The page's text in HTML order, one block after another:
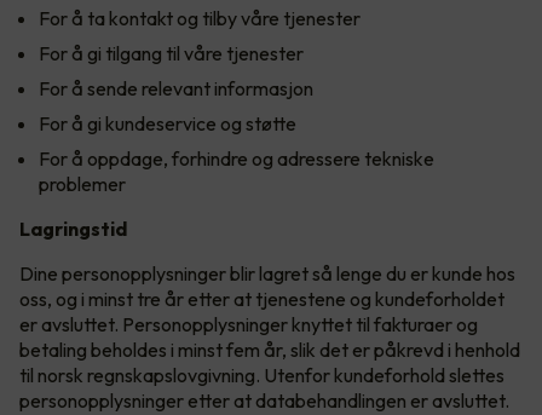
For å ta kontakt og tilby våre tjenester
For å gi tilgang til våre tjenester
For å sende relevant informasjon
For å gi kundeservice og støtte
For å oppdage, forhindre og adressere tekniske
problemer
Lagringstid
Dine personopplysninger blir lagret så lenge du er kunde hos
oss, og i minst tre år etter at tjenestene og kundeforholdet
er avsluttet. Personopplysninger knyttet til fakturaer og
betaling beholdes i minst fem år, slik det er påkrevd i henhold
til norsk regnskapslovgivning. Utenfor kundeforhold slettes
personopplysninger etter at databehandlingen er avsluttet.